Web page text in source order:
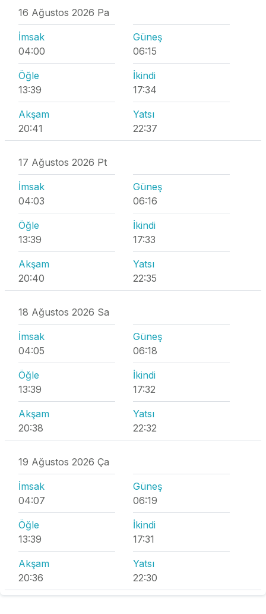
16 Ağustos 2026 Pa
İmsak
04:00
Güneş
06:15
Öğle
13:39
İkindi
17:34
Akşam
20:41
Yatsı
22:37
17 Ağustos 2026 Pt
İmsak
04:03
Güneş
06:16
Öğle
13:39
İkindi
17:33
Akşam
20:40
Yatsı
22:35
18 Ağustos 2026 Sa
İmsak
04:05
Güneş
06:18
Öğle
13:39
İkindi
17:32
Akşam
20:38
Yatsı
22:32
19 Ağustos 2026 Ça
İmsak
04:07
Güneş
06:19
Öğle
13:39
İkindi
17:31
Akşam
20:36
Yatsı
22:30